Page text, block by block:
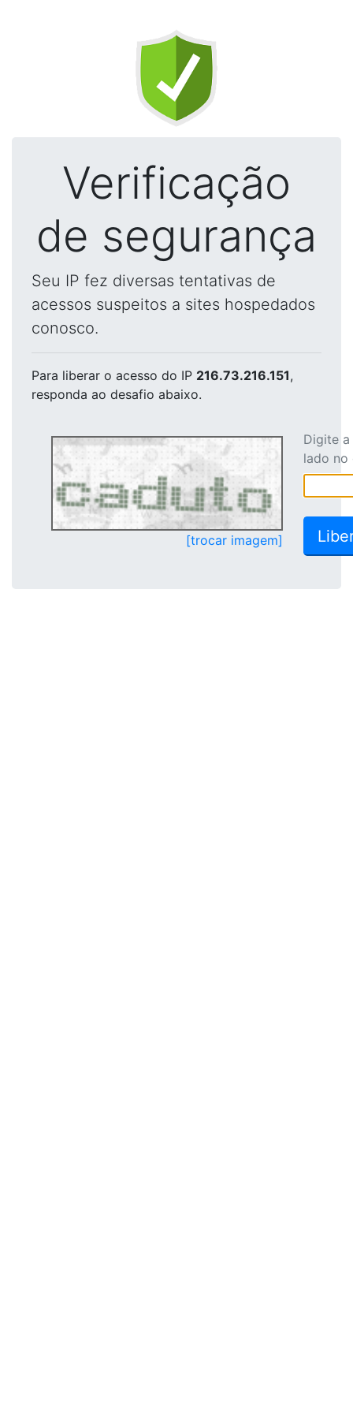
Verificação
de segurança
Seu IP fez diversas tentativas de
acessos suspeitos a sites hospedados
conosco.
Para liberar o acesso do IP 216.73.216.151,
responda ao desafio abaixo.
[trocar imagem]
Digite
lado no